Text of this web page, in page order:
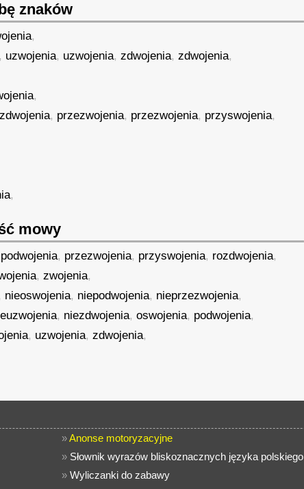
znaków
,
uzwojenia, uzwojenia,zdwojenia,zdwojenia,
,
, przezwojenia, przezwojenia, przyswojenia,
,
mowy
podwojenia, przezwojenia, przyswojenia, rozdwojenia,
,zwojenia,
nieoswojenia, niepodwojenia, nieprzezwojenia,
, niezdwojenia,oswojenia, podwojenia,
, uzwojenia,zdwojenia,
»Anonse motoryzacyjne
» Słownik wyrazów bliskoznacznych języka polskiego
» Wyliczanki do zabawy